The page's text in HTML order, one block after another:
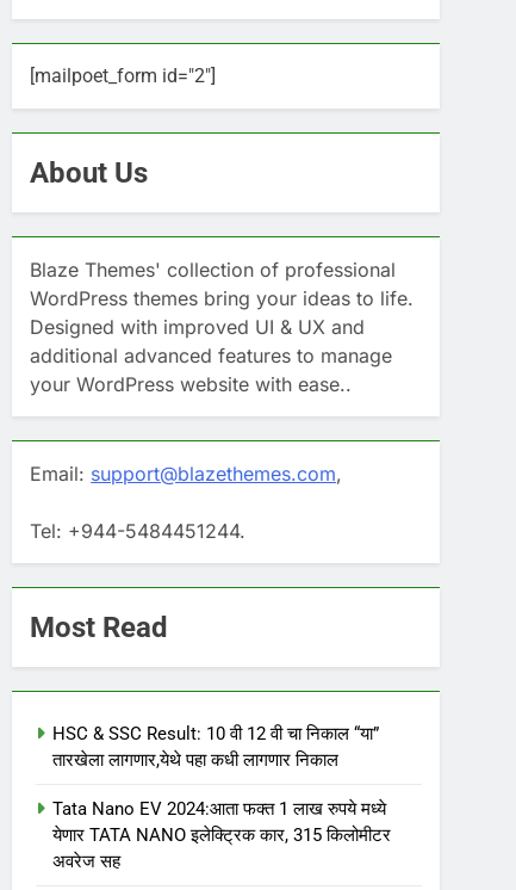
[mailpoet_form id="2"]
About Us
Blaze Themes' collection of professional
WordPress themes bring your ideas to life.
Designed with improved UI & UX and
additional advanced features to manage
your WordPress website with ease..
Email: support@blazethemes.com,
Tel: +944-5484451244.
Most Read
HSC & SSC Result: 10 वी 12 वी चा निकाल “या”
तारखेला लागणार,येथे पहा कधी लागणार निकाल
Tata Nano EV 2024:आता फक्त 1 लाख रुपये मध्ये
येणार TATA NANO इलेक्ट्रिक कार, 315 किलोमीटर
अवरेज सह